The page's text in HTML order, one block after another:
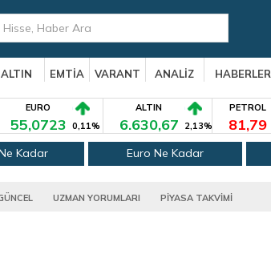
ALTIN EMTİA VARANT ANALİZ HABERLER
EURO
55,0723 0,11%
ALTIN
6.630,67 2,13%
PETROL
81,79
Kadar Euro Ne Kadar
UZMAN YORUMLARI PİYASA TAKVİMİ